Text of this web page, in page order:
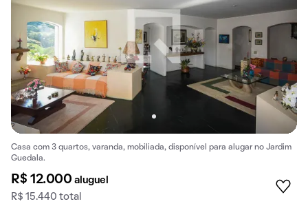
Casa com 3 quartos, varanda, mobiliada, disponível para alugar no Jardim
Guedala.
R$ 12.000aluguel
R$ 15.440 total